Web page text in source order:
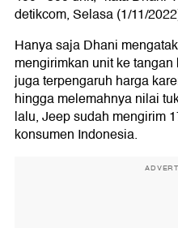
detikcom, Selasa (1/11/
Hanya saja Dhani
mengirimkan unit ke
juga terpengaruh harga
hingga melemahnya nilai
lalu, Jeep sudah mengirim
konsumen Indonesia.